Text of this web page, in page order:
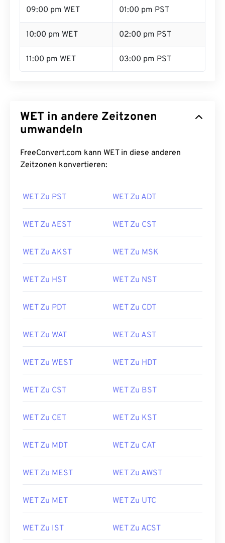
09:00 pm WET 01:00 pm PST
10:00 pm WET 02:00 pm PST
11:00 pm WET 03:00 pm PST
WET in andere Zeitzonen
umwandeln
FreeConvert.com kann WET in diese anderen
Zeitzonen konvertieren:
WET Zu PST WET Zu ADT
WET Zu AEST WET Zu CST
WET Zu AKST WET Zu MSK
WET Zu HST WET Zu NST
WET Zu PDT WET Zu CDT
WET Zu WAT WET Zu AST
WET Zu WEST WET Zu HDT
WET Zu CST WET Zu BST
WET Zu CET WET Zu KST
WET Zu MDT WET Zu CAT
WET Zu MEST WET Zu AWST
WET Zu MET WET Zu UTC
WET Zu IST WET Zu ACST